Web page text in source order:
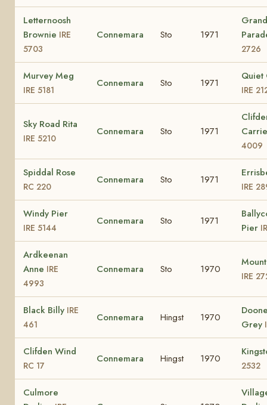
Letternoosh
Brownie IRE
5703
Connemara Sto 1971
Grand
2726
Murvey Meg
IRE 5181
Connemara Sto 1971
Quiet
IRE
Sky Road Rita
IRE 5210
Connemara Sto 1971
4009
Spiddal Rose
RC 220
Connemara Sto 1971
IRE
Windy Pier
IRE 5144
Connemara Sto 1971
Pier
Ardkeenan
Anne IRE
4993
Connemara Sto 1970
IRE
Black Billy IRE
461
Connemara Hingst 1970
Grey
Clifden Wind
RC 17
Connemara Hingst 1970
2532
Culmore